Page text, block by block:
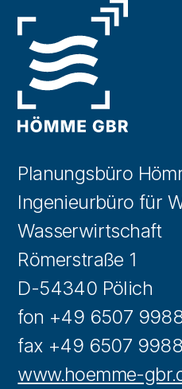
Planungsbüro
Ingenieurbüro für
Wasserwirtschaft
Römerstraße 1
D-54340 Pölich
fon +49 6507
fax +49 6507
www.hoemme-